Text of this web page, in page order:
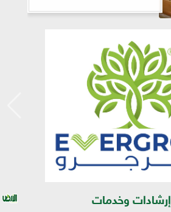
إرشادات وخدمات